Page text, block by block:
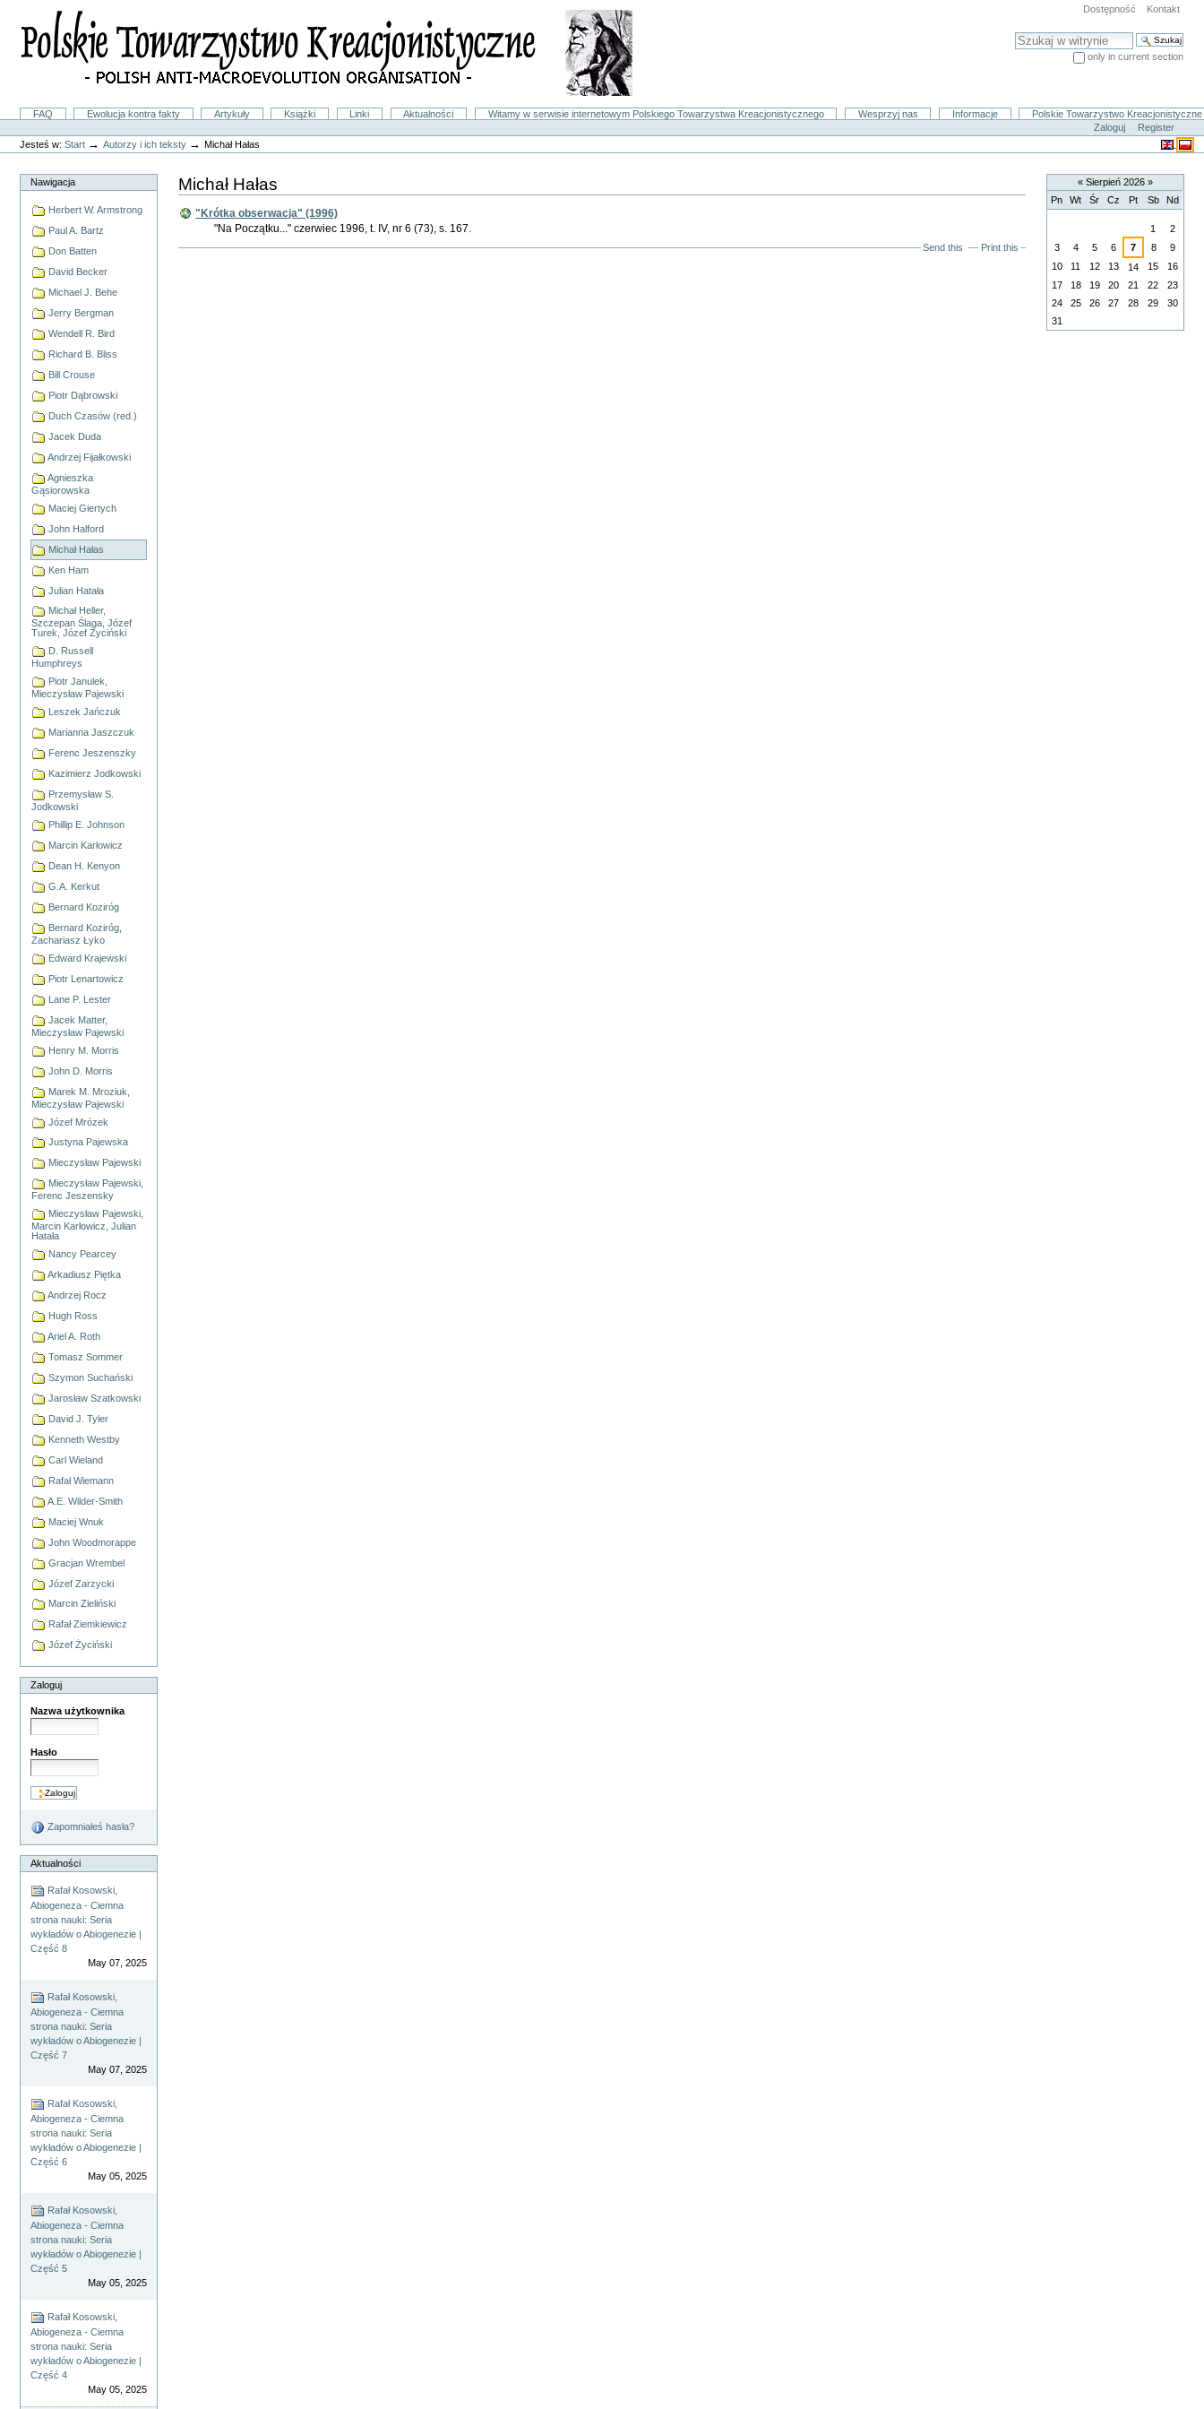
skróty
nawigacji
Dostępność Kontakt
Szukaj
only in current section
FAQ Ewolucja kontra fakty Artykuły Książki Linki Aktualności Witamy w serwisie internetowym Polskiego Towarzystwa Kreacjonistycznego Wesprzyj nas Informacje
Polskie Towarzystwo Kreacjonistyczne
Narzędzia
osobiste
Zaloguj
Register
Jesteś w: Start →Autorzy i ich teksty →Michał Hałas
Nawigacja
Herbert W. Armstrong
Paul A. Bartz
Don Batten
David Becker
Michael J. Behe
Jerry Bergman
Wendell R. Bird
Richard B. Bliss
Bill Crouse
Piotr Dąbrowski
Duch Czasów (red.)
Jacek Duda
Andrzej Fijałkowski
Agnieszka
Gąsiorowska
Maciej Giertych
John Halford
Michał Hałas
Ken Ham
Julian Hatała
Michał Heller,
Szczepan Ślaga, Józef
Turek, Józef Życiński
D. Russell
Humphreys
Piotr Janulek,
Mieczysław Pajewski
Leszek Jańczuk
Marianna Jaszczuk
Ferenc Jeszenszky
Kazimierz Jodkowski
Przemysław S.
Jodkowski
Phillip E. Johnson
Marcin Karłowicz
Dean H. Kenyon
G.A. Kerkut
Bernard Koziróg
Bernard Koziróg,
Zachariasz Łyko
Edward Krajewski
Piotr Lenartowicz
Lane P. Lester
Jacek Matter,
Mieczysław Pajewski
Henry M. Morris
John D. Morris
Marek M. Mroziuk,
Mieczysław Pajewski
Józef Mrózek
Justyna Pajewska
Mieczysław Pajewski
Mieczysław Pajewski,
Ferenc Jeszensky
Mieczysław Pajewski,
Marcin Karłowicz, Julian
Hatała
Nancy Pearcey
Arkadiusz Piętka
Andrzej Rocz
Hugh Ross
Ariel A. Roth
Tomasz Sommer
Szymon Suchański
Jarosław Szatkowski
David J. Tyler
Kenneth Westby
Carl Wieland
Rafał Wiemann
A.E. Wilder-Smith
Maciej Wnuk
John Woodmorappe
Gracjan Wrembel
Józef Zarzycki
Marcin Zieliński
Rafał Ziemkiewicz
Józef Życiński
Zaloguj
Nazwa użytkownika
Hasło
Zapomniałeś hasła?
Aktualności
Rafał Kosowski,
Abiogeneza - Ciemna
strona nauki: Seria
wykładów o Abiogenezie |
Część 8
May 07, 2025
Rafał Kosowski,
Abiogeneza - Ciemna
strona nauki: Seria
wykładów o Abiogenezie |
Część 7
May 07, 2025
Rafał Kosowski,
Abiogeneza - Ciemna
strona nauki: Seria
wykładów o Abiogenezie |
Część 6
May 05, 2025
Rafał Kosowski,
Abiogeneza - Ciemna
strona nauki: Seria
wykładów o Abiogenezie |
Część 5
May 05, 2025
Rafał Kosowski,
Abiogeneza - Ciemna
strona nauki: Seria
wykładów o Abiogenezie |
Część 4
May 05, 2025
Michał Hałas
"Krótka obserwacja" (1996)
"Na Początku..." czerwiec 1996, t. IV, nr 6 (73), s. 167.
Send this Print this
«Sierpień 2026 »
Pn Wt Śr Cz Pt Sb Nd
1
2
3
4 5 6 7 8
9
10
11 12 13 14 15
16
17
18 19 20 21 22
23
24
25 26 27 28 29
30
31